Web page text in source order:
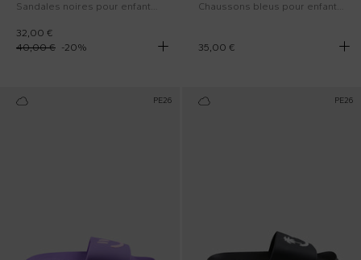
Sandales noires pour enfants avec logo
32,00 €
40,00 € -20%
Chaussons bleus pour enfants avec smiley
35,00 €
PE26 PE26